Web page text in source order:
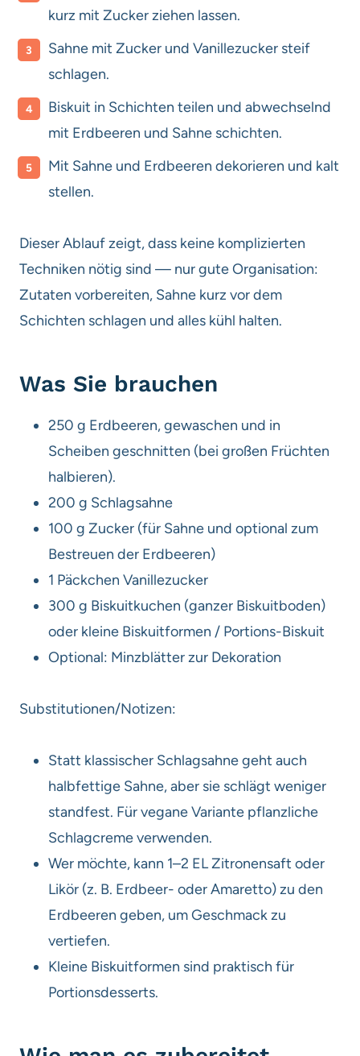
kurz mit Zucker ziehen lassen.
Sahne mit Zucker und Vanillezucker steif
schlagen.
Biskuit in Schichten teilen und abwechselnd
mit Erdbeeren und Sahne schichten.
Mit Sahne und Erdbeeren dekorieren und kalt
stellen.
Dieser Ablauf zeigt, dass keine komplizierten
Techniken nötig sind — nur gute Organisation:
Zutaten vorbereiten, Sahne kurz vor dem
Schichten schlagen und alles kühl halten.
Was Sie brauchen
250 g Erdbeeren, gewaschen und in
Scheiben geschnitten (bei großen Früchten
halbieren).
200 g Schlagsahne
100 g Zucker (für Sahne und optional zum
Bestreuen der Erdbeeren)
1 Päckchen Vanillezucker
300 g Biskuitkuchen (ganzer Biskuitboden)
oder kleine Biskuitformen / Portions-Biskuit
Optional: Minzblätter zur Dekoration
Substitutionen/Notizen:
Statt klassischer Schlagsahne geht auch
halbfettige Sahne, aber sie schlägt weniger
standfest. Für vegane Variante pflanzliche
Schlagcreme verwenden.
Wer möchte, kann 1–2 EL Zitronensaft oder
Likör (z. B. Erdbeer- oder Amaretto) zu den
Erdbeeren geben, um Geschmack zu
vertiefen.
Kleine Biskuitformen sind praktisch für
Portionsdesserts.